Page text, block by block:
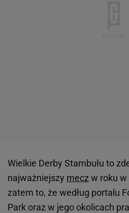
Wielkie Derby Stambułu to
najważniejszy mecz w roku w
zatem to, że według portalu
Park oraz w jego okolicach